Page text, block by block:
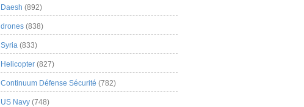
Daesh (892)
drones (838)
Syria (833)
Helicopter (827)
Continuum Défense Sécurité (782)
US Navy (748)